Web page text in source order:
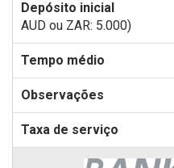
AUD ou ZAR: 5.000)